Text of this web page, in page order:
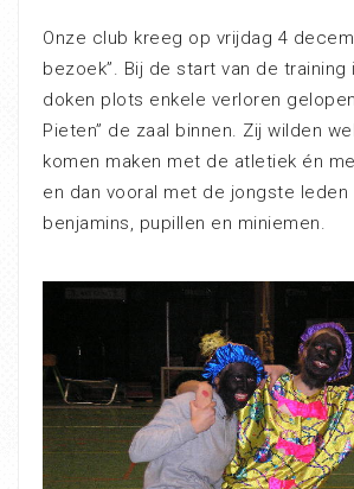
Onze club kreeg op vrijdag 4
bezoek”. Bij de start van de training
doken plots enkele verloren
Pieten” de zaal binnen. Zij wilden
komen maken met de atletiek én
en dan vooral met de jongste leden
benjamins, pupillen en miniemen.